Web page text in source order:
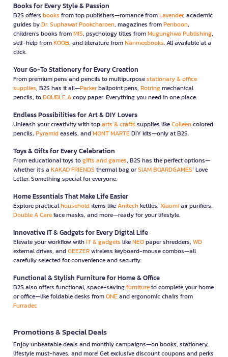
Books for Every Style & Passion
B2S offers books from top publishers—romance fromLavender, academic
guides byDr. Suphawat Pookcharoen, magazines fromPenboon,
children’s books fromMIS, psychology titles fromMugunghwa Publishing,
self-help fromKOOB, and literature fromNanmeebooks. All available at a
click.
Your Go-To Stationery for Every Creation
From premium pens and pencils to multipurposestationary & office
supplies, B2S has it all—Parkerballpoint pens, Rotringmechanical
pencils, toDOUBLE Acopy paper. Everything you need in one place.
Endless Possibilities for Art & DIY Lovers
Unleash your creativity with toparts & crafts supplies likeColleencolored
pencils, Pyramideasels, andMONT MARTEDIY kits—only at B2S.
Toys & Gifts for Every Celebration
From educational toys togifts and games, B2S has the perfect options—
whether it’s a KAKAO FRIENDS thermal bag orSIAM BOARDGAMES’ Love
Letter. Something special for everyone.
Home Essentials That Make Life Easier
Explore practicalhouseholditems likeAnitechkettles, Xiaomiair purifiers,
Double A Careface masks, and more—ready for your lifestyle.
Innovative IT & Gadgets for Every Digital Life
Elevate your workflow withIT & gadgets likeNEOpaper shredders, WD
external drives, andGEEZERwireless keyboard-mouse combos—all
carefully selected for convenience and security.
Functional & Stylish Furniture for Home & Office
B2S also offers functional, space-savingfurnitureto complete your home
or office—like foldable desks fromONEand ergonomic chairs from
Furradec
Promotions & Special Deals
Enjoy unbeatable deals and monthly campaigns—on books, stationery,
lifestyle must-haves, and more! Get exclusive discount coupons and perks